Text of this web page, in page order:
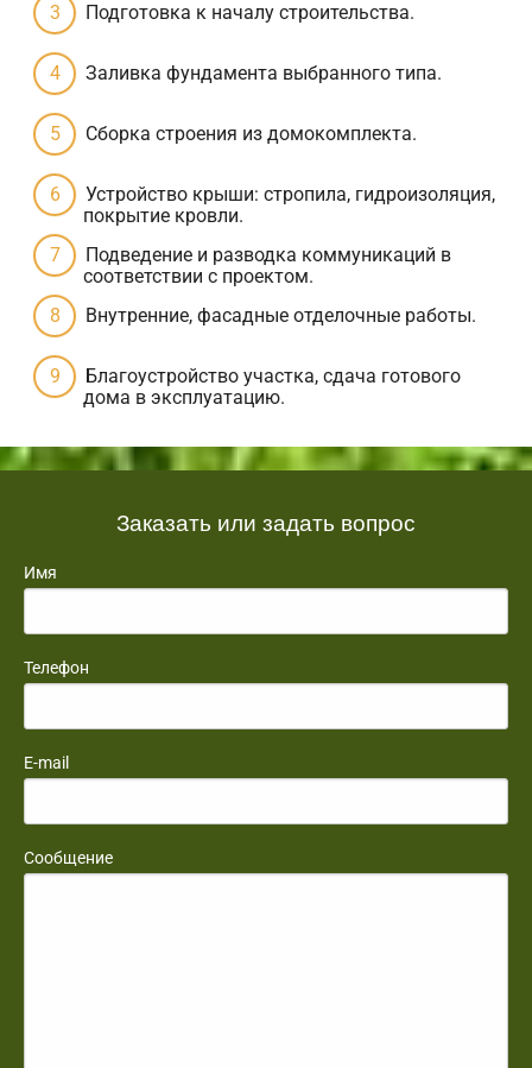
Подготовка к началу строительства.
Заливка фундамента выбранного типа.
Сборка строения из домокомплекта.
Устройство крыши: стропила, гидроизоляция,
покрытие кровли.
Подведение и разводка коммуникаций в
соответствии с проектом.
Внутренние, фасадные отделочные работы.
Благоустройство участка, сдача готового
дома в эксплуатацию.
Заказать или задать вопрос
Имя
Телефон
E-mail
Сообщение